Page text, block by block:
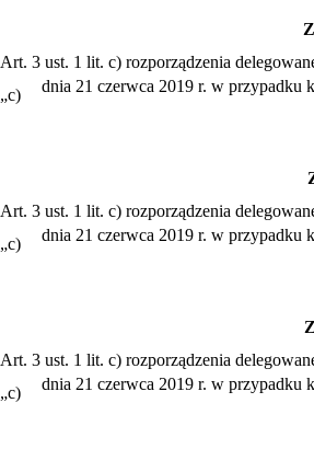
Art. 3 ust. 1 lit. c) rozporządzenia
„c)
dnia 21 czerwca 2019 r. w przypadku
Art. 3 ust. 1 lit. c) rozporządzenia
„c)
dnia 21 czerwca 2019 r. w przypadku
Art. 3 ust. 1 lit. c) rozporządzenia
„c)
dnia 21 czerwca 2019 r. w przypadku